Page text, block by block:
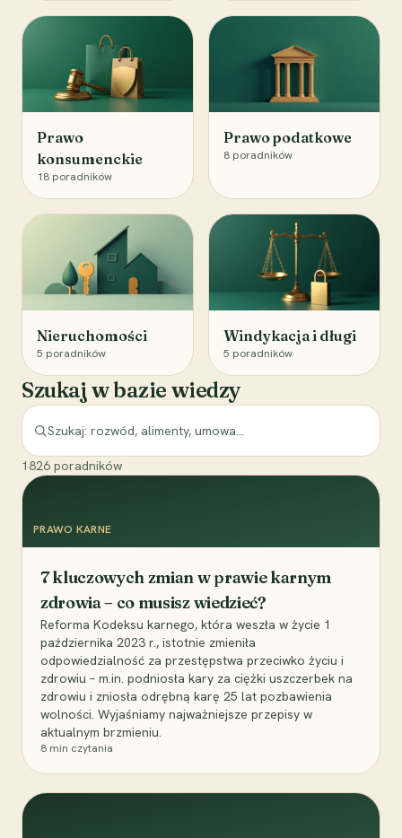
Prawo
konsumenckie
18 poradników
Prawo podatkowe
8 poradników
Nieruchomości
5 poradników
Windykacja i długi
5 poradników
Szukaj w bazie wiedzy
1826 poradników
PRAWO KARNE
7 kluczowych zmian w prawie karnym
zdrowia – co musisz wiedzieć?
Reforma Kodeksu karnego, która weszła w życie 1
października 2023 r., istotnie zmieniła
odpowiedzialność za przestępstwa przeciwko życiu i
zdrowiu – m.in. podniosła kary za ciężki uszczerbek na
zdrowiu i zniosła odrębną karę 25 lat pozbawienia
wolności. Wyjaśniamy najważniejsze przepisy w
aktualnym brzmieniu.
8 min czytania